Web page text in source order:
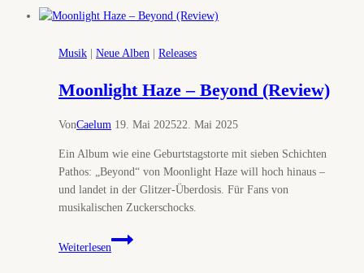
–
Musik Neue Alben Releases
Moonlight Haze – Beyond (Review)
VonCaelum 19. Mai 202522. Mai 2025
Ein Album wie eine Geburtstagstorte mit sieben Schichten
Pathos: „Beyond“ von Moonlight Haze will hoch hinaus –
und landet in der Glitzer-Überdosis. Für Fans von
musikalischen Zuckerschocks.
Weiterlesen
Moonlight
Haze